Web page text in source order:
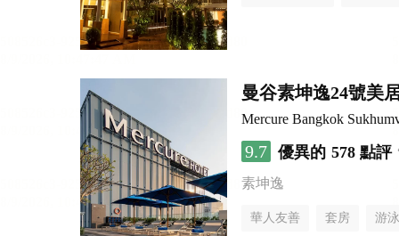
曼谷素坤逸24號美
Mercure Bangkok
9.7 優異的 578 點評
素坤逸
華人友善 套房 游